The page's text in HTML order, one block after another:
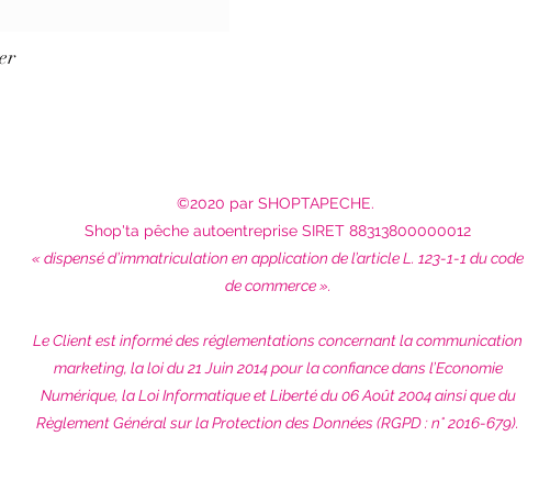
©2020 par SHOPTAPECHE.
Shop'ta pêche autoentreprise SIRET 88313800000012
« dispensé d’immatriculation en application de l’article L. 123-1-1 du code
de commerce ».
Le Client est informé des réglementations concernant la communication
marketing, la loi du 21 Juin 2014 pour la confiance dans l’Economie
Numérique, la Loi Informatique et Liberté du 06 Août 2004 ainsi que du
Règlement Général sur la Protection des Données (RGPD : n° 2016-679).